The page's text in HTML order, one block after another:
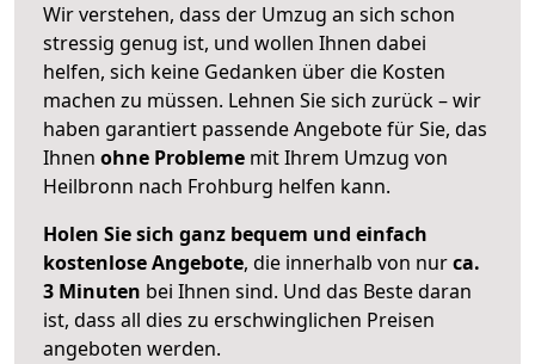
Wir verstehen, dass der Umzug an sich schon
stressig genug ist, und wollen Ihnen dabei
helfen, sich keine Gedanken über die Kosten
machen zu müssen. Lehnen Sie sich zurück – wir
haben garantiert passende Angebote für Sie, das
Ihnen ohne Probleme mit Ihrem Umzug von
Heilbronn nach Frohburg helfen kann.
Holen Sie sich ganz bequem und einfach
kostenlose Angebote, die innerhalb von nurca.
3 Minuten bei Ihnen sind. Und das Beste daran
ist, dass all dies zu erschwinglichen Preisen
angeboten werden.